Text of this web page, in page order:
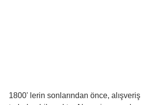
1800' lerin sonlarından önce, alışveriş